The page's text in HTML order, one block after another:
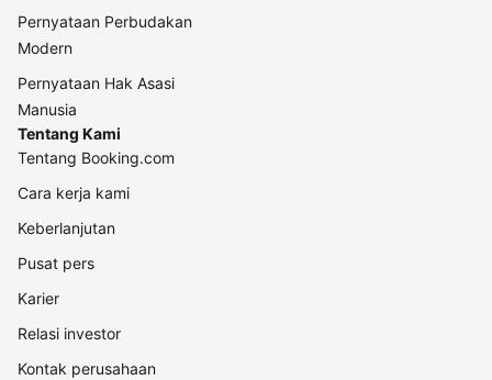
Pernyataan Perbudakan
Modern
Pernyataan Hak Asasi
Manusia
Tentang Kami
Tentang Booking.com
Cara kerja kami
Keberlanjutan
Pusat pers
Karier
Relasi investor
Kontak perusahaan